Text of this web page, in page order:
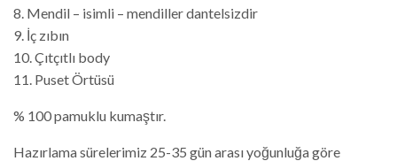
8. Mendil – isimli – mendiller dantelsizdir
9. İç zıbın
10. Çıtçıtlı body
11. Puset Örtüsü
% 100 pamuklu kumaştır.
Hazırlama sürelerimiz 25-35 gün arası yoğunluğa göre